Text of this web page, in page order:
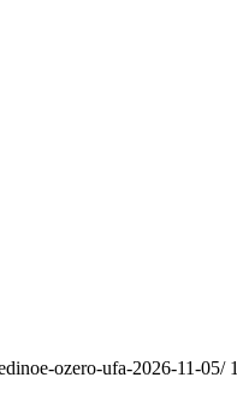
ozero-ufa-2026-11-05/